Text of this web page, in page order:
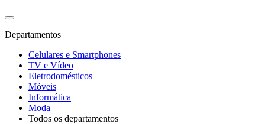
Departamentos
Celulares e Smartphones
TV e Vídeo
Eletrodomésticos
Móveis
Informática
Moda
Todos os departamentos